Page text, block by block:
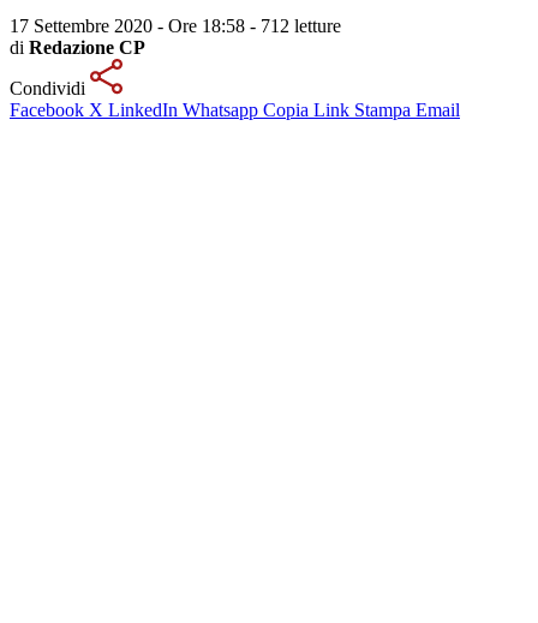
17 Settembre 2020 - Ore 18:58 - 712 letture
di Redazione CP
Condividi
Facebook X LinkedIn Whatsapp Copia Link Stampa Email